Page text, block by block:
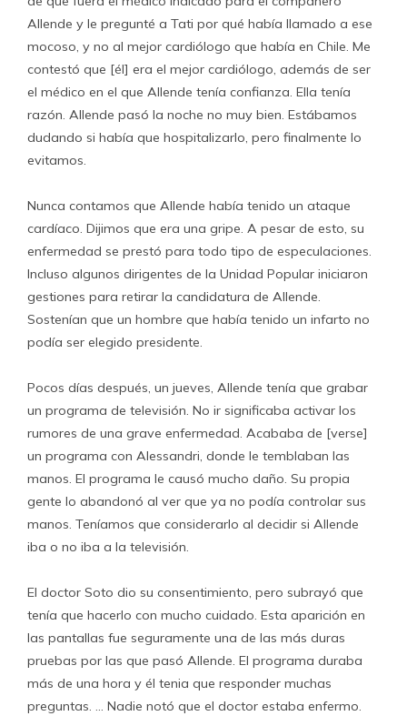
Allende y le pregunté a Tati por qué había llamado a ese
mocoso, y no al mejor cardiólogo que había en Chile. Me
contestó que [él] era el mejor cardiólogo, además de ser
el médico en el que Allende tenía confianza. Ella tenía
razón. Allende pasó la noche no muy bien. Estábamos
dudando si había que hospitalizarlo, pero finalmente lo
evitamos.
Nunca contamos que Allende había tenido un ataque
cardíaco. Dijimos que era una gripe. A pesar de esto, su
enfermedad se prestó para todo tipo de especulaciones.
Incluso algunos dirigentes de la Unidad Popular iniciaron
gestiones para retirar la candidatura de Allende.
Sostenían que un hombre que había tenido un infarto no
podía ser elegido presidente.
Pocos días después, un jueves, Allende tenía que grabar
un programa de televisión. No ir significaba activar los
rumores de una grave enfermedad. Acababa de [verse]
un programa con Alessandri, donde le temblaban las
manos. El programa le causó mucho daño. Su propia
gente lo abandonó al ver que ya no podía controlar sus
manos. Teníamos que considerarlo al decidir si Allende
iba o no iba a la televisión.
El doctor Soto dio su consentimiento, pero subrayó que
tenía que hacerlo con mucho cuidado. Esta aparición en
las pantallas fue seguramente una de las más duras
pruebas por las que pasó Allende. El programa duraba
más de una hora y él tenia que responder muchas
preguntas. … Nadie notó que el doctor estaba enfermo.